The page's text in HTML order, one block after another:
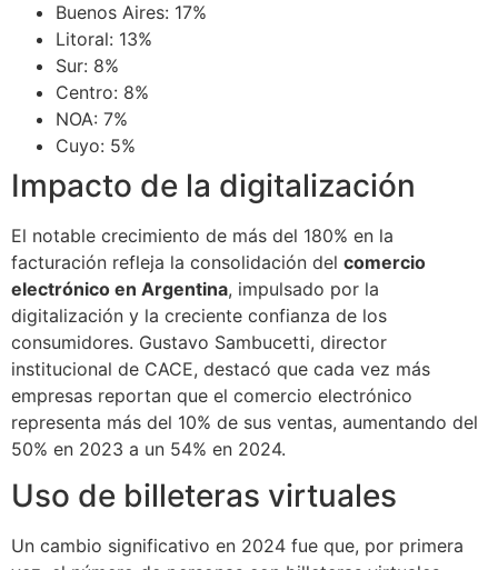
Buenos Aires: 17%
Litoral: 13%
Sur: 8%
Centro: 8%
NOA: 7%
Cuyo: 5%
Impacto de la digitalización
El notable crecimiento de más del 180% en la
facturación refleja la consolidación del comercio
electrónico en Argentina, impulsado por la
digitalización y la creciente confianza de los
consumidores. Gustavo Sambucetti, director
institucional de CACE, destacó que cada vez más
empresas reportan que el comercio electrónico
representa más del 10% de sus ventas, aumentando del
50% en 2023 a un 54% en 2024.
Uso de billeteras virtuales
Un cambio significativo en 2024 fue que, por primera